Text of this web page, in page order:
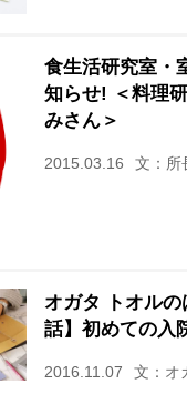
食生活研究室・
知らせ! ＜料理
みさん＞
2015.03.16 文：所
オガタ トオルの
話】初めての入
2016.11.07 文：オ